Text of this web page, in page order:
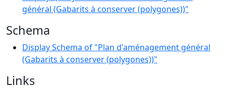
général (Gabarits à conserver (polygones))"
Schema
Display Schema of "Plan d'aménagement général
(Gabarits à conserver (polygones))"
Links